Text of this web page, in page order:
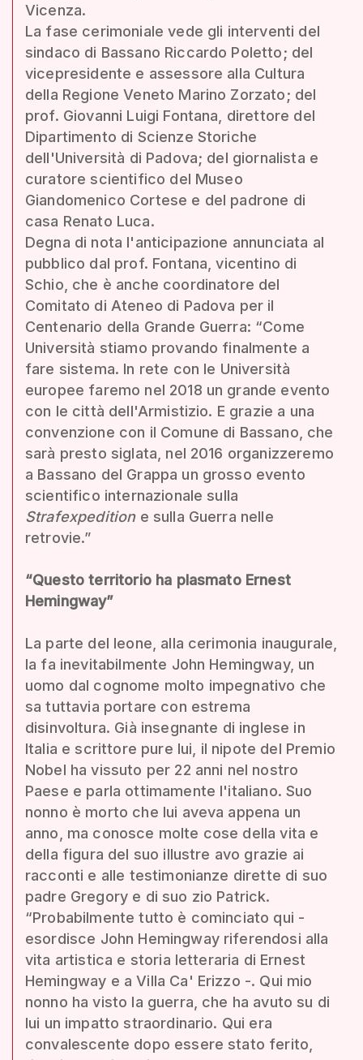
Vicenza.
La fase cerimoniale vede gli interventi del
sindaco di Bassano Riccardo Poletto; del
vicepresidente e assessore alla Cultura
della Regione Veneto Marino Zorzato; del
prof. Giovanni Luigi Fontana, direttore del
Dipartimento di Scienze Storiche
dell'Università di Padova; del giornalista e
curatore scientifico del Museo
Giandomenico Cortese e del padrone di
casa Renato Luca.
Degna di nota l'anticipazione annunciata al
pubblico dal prof. Fontana, vicentino di
Schio, che è anche coordinatore del
Comitato di Ateneo di Padova per il
Centenario della Grande Guerra: “Come
Università stiamo provando finalmente a
fare sistema. In rete con le Università
europee faremo nel 2018 un grande evento
con le città dell'Armistizio. E grazie a una
convenzione con il Comune di Bassano, che
sarà presto siglata, nel 2016 organizzeremo
a Bassano del Grappa un grosso evento
scientifico internazionale sulla
Strafexpeditione sulla Guerra nelle
retrovie.”
“Questo territorio ha plasmato Ernest
Hemingway”
La parte del leone, alla cerimonia inaugurale,
la fa inevitabilmente John Hemingway, un
uomo dal cognome molto impegnativo che
sa tuttavia portare con estrema
disinvoltura. Già insegnante di inglese in
Italia e scrittore pure lui, il nipote del Premio
Nobel ha vissuto per 22 anni nel nostro
Paese e parla ottimamente l'italiano. Suo
nonno è morto che lui aveva appena un
anno, ma conosce molte cose della vita e
della figura del suo illustre avo grazie ai
racconti e alle testimonianze dirette di suo
padre Gregory e di suo zio Patrick.
“Probabilmente tutto è cominciato qui -
esordisce John Hemingway riferendosi alla
vita artistica e storia letteraria di Ernest
Hemingway e a Villa Ca' Erizzo -. Qui mio
nonno ha visto la guerra, che ha avuto su di
lui un impatto straordinario. Qui era
convalescente dopo essere stato ferito,